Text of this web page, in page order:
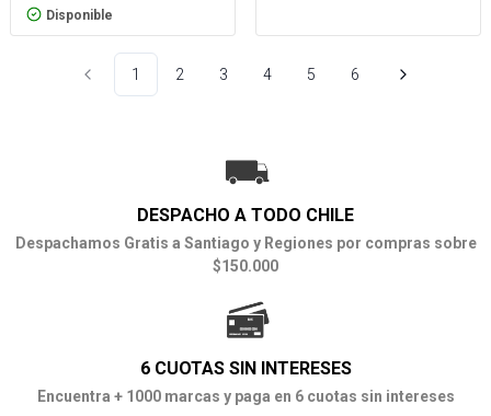
Disponible
1 2 3 4 5 6
DESPACHO A TODO CHILE
Despachamos Gratis a Santiago y Regiones por compras sobre
$150.000
6 CUOTAS SIN INTERESES
Encuentra + 1000 marcas y paga en 6 cuotas sin intereses